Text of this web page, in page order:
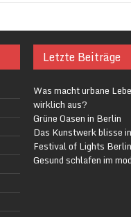
Letzte Beiträge
Was macht urbane
wirklich aus?
Grüne Oasen in Berlin
Das Kunstwerk blisse
Festival of Lights
Gesund schlafen im